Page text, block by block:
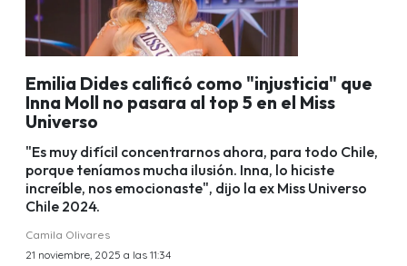
Emilia Dides calificó como "injusticia" que
Inna Moll no pasara al top 5 en el Miss
Universo
"Es muy difícil concentrarnos ahora, para todo Chile,
porque teníamos mucha ilusión. Inna, lo hiciste
increíble, nos emocionaste", dijo la ex Miss Universo
Chile 2024.
Camila Olivares
21 noviembre, 2025 a las 11:34